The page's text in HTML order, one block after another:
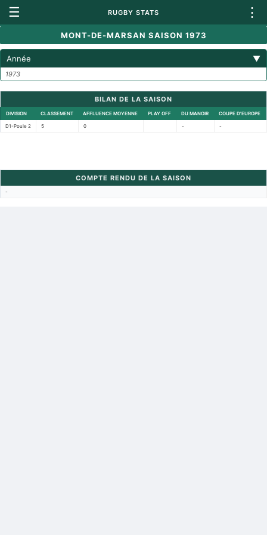
☰ RUGBY STATS ⋮
MONT-DE-MARSAN SAISON 1973
Année ▼
1973
BILAN DE LA SAISON
DIVISION CLASSEMENT AFFLUENCE MOYENNE PLAY OFF DU MANOIR COUPE D'EUROPE
D1-Poule 2 5 0 - -
COMPTE RENDU DE LA SAISON
-